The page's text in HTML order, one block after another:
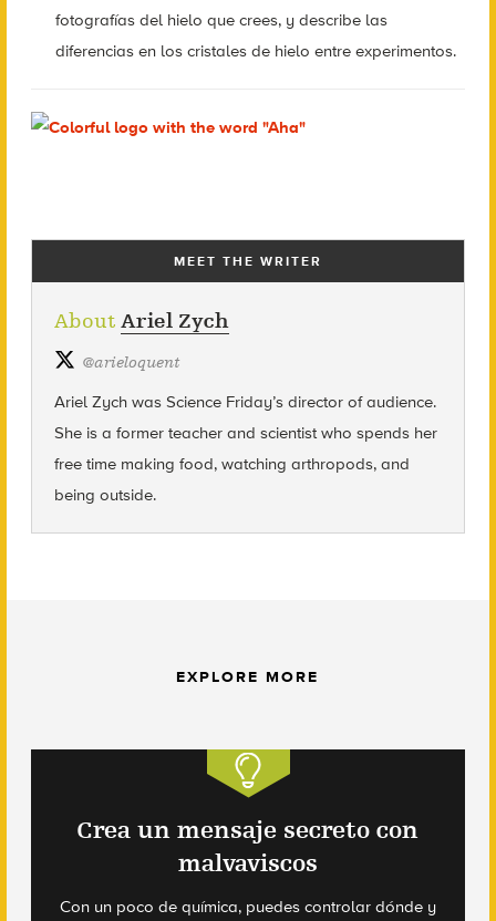
fotografías del hielo que crees, y describe las
diferencias en los cristales de hielo entre experimentos.
MEET THE WRITER
About Ariel Zych
@arieloquent
Ariel Zych was Science Friday’s director of audience.
She is a former teacher and scientist who spends her
free time making food, watching arthropods, and
being outside.
EXPLORE MORE
Crea un mensaje secreto con
malvaviscos
Con un poco de química, puedes controlar dónde y